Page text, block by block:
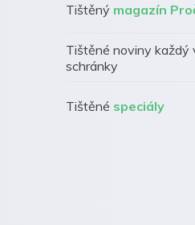
Tištěný magazín
Tištěné noviny každý
schránky
Tištěné speciály